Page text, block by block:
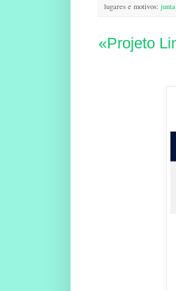
lugares e motivos:
«Projeto